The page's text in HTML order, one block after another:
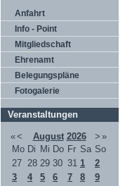
Anfahrt
Info - Point
Mitgliedschaft
Ehrenamt
Belegungspläne
Fotogalerie
Veranstaltungen
«< August 2026 > »
Mo Di Mi Do Fr Sa So
27 28 29 30 31 1
2
3
4 5 6 7 8
9